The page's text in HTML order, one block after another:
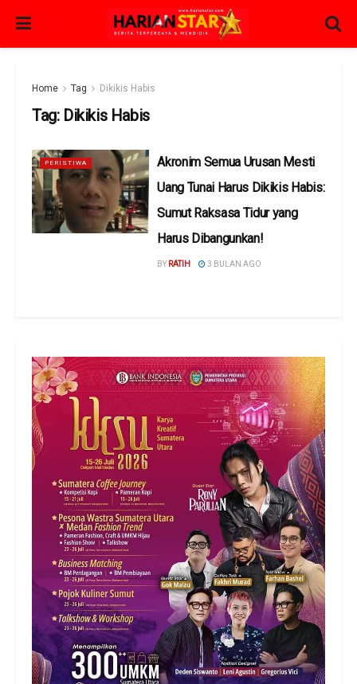
Home Tag Dikikis Habis
Tag: Dikikis Habis
PERISTIWA
Akronim Semua Urusan Mesti
Uang Tunai Harus Dikikis Habis:
Sumut Raksasa Tidur yang
Harus Dibangunkan!
BY RATIH 3 BULAN AGO